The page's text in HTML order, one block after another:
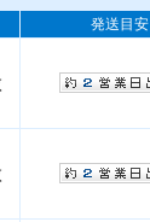
発送目安